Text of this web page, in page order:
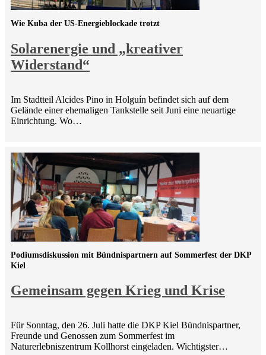
Solarenergie und „kreativer
Widerstand“
Wie Kuba der US-Energieblockade trotzt
Im Stadtteil Alcides Pino in Holguín befindet sich auf dem
Gelände einer ehemaligen Tankstelle seit Juni eine neuartige
Einrichtung. Wo…
Gemeinsam gegen Krieg und Krise
Podiumsdiskussion mit Bündnispartnern auf Sommerfest der DKP
Kiel
Für Sonntag, den 26. Juli hatte die DKP Kiel Bündnispartner,
Freunde und Genossen zum Sommerfest im
Naturerlebniszentrum Kollhorst eingeladen. Wichtigster…